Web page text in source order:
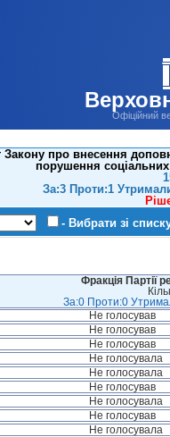
Офіційний
про внесення
порушення соціальних
За:3 Проти:1
- Вибрати зі
Фракція Партії
За:0 Проти:0
Не голосував
Не голосував
Не голосував
Не голосувала
Не голосувала
Не голосував
Не голосувала
Не голосував
Не голосувала